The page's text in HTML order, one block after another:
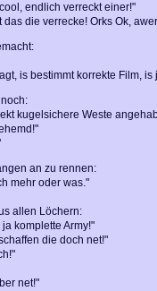
endlich verreckt einer!"
das die verrecke! Orks Ok,
is bestimmt korrekte Film,
kugelsichere Weste
an zu rennen:
mehr oder was."
allen Löchern:
komplette Army!"
die doch net!"
net!"